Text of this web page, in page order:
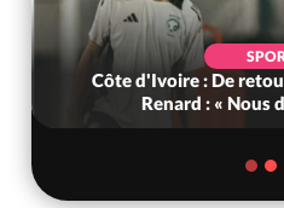
Côte d'Ivoire : De
Renard : « Nous